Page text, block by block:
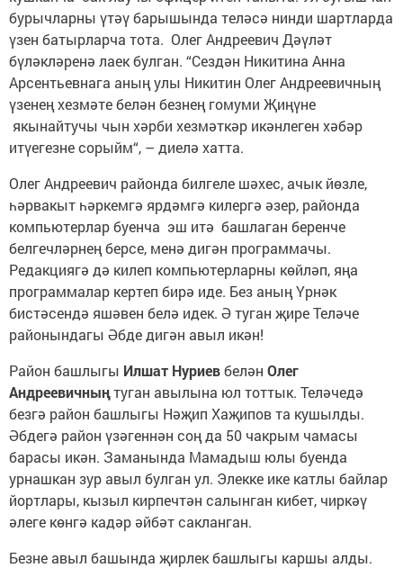
бурычларны үтәү барышында теләсә нинди шартларда
үзен батырларча тота. Олег Андреевич Дәүләт
бүләкләренә лаек булган. “Сездән Никитина Анна
Арсентьевнага аның улы Никитин Олег Андреевичның
үзенең хезмәте белән безнең гомуми Җиңүне
якынайтучы чын хәрби хезмәткәр икәнлеген хәбәр
итүегезне сорыйм“, – диелә хатта.
Олег Андреевич районда билгеле шәхес, ачык йөзле,
һәрвакыт һәркемгә ярдәмгә килергә әзер, районда
компьютерлар буенча эш итә башлаган беренче
белгечләрнең берсе, менә дигән программачы.
Редакциягә дә килеп компьютерларны көйләп, яңа
программалар кертеп бирә иде. Без аның Үрнәк
бистәсендә яшәвен белә идек. Ә туган җире Теләче
районындагы Әбде дигән авыл икән!
Район башлыгы Илшат Нуриевбелән Олег
Андреевичныңтуган авылына юл тоттык. Теләчедә
безгә район башлыгы Нәҗип Хаҗипов та кушылды.
Әбдегә район үзәгеннән соң да 50 чакрым чамасы
барасы икән. Заманында Мамадыш юлы буенда
урнашкан зур авыл булган ул. Элекке ике катлы байлар
йортлары, кызыл кирпечтән салынган кибет, чиркәү
әлеге көнгә кадәр әйбәт сакланган.
Безне авыл башында җирлек башлыгы каршы алды.